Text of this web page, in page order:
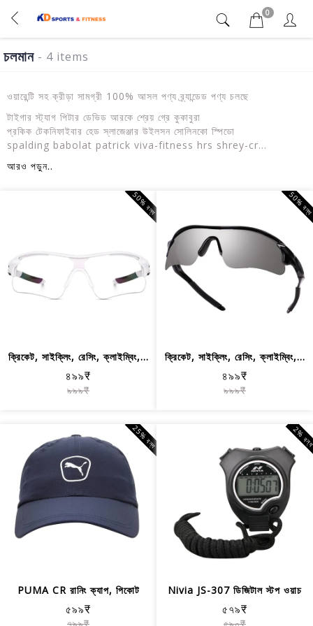
0
চলমান - 4 items
ওয়ারেন্টি সহ ক্রীড়া সামগ্রী 100% আসল পণ্য ব্র্যান্ডেড পণ্য চলছে
টাইগার স্ট্যাগ পিটার ডেভিড আরকে শ্রেয় গ্রে কুকাবুরা
প্রকিক টেকনিফাইবার হেড স্লাজেঞ্জার উইলসন সোলিনকো স্পিডো
spalding babolat patrick viva-fitness hrs shrey-cr...
আরও পড়ুন..
ক্রিকেট, সাইক্লিং, রেসিং, ক্লাইম্বিং,...
৪৯৯₹
৯৯৯₹
50% বন্ধ
ক্রিকেট, সাইক্লিং, রেসিং, ক্লাইম্বিং,...
৪৯৯₹
৯৯৯₹
50%
PUMA CR রানিং ক্যাপ, পিকোট
৫৯৯₹
25% বন্ধ
Nivia JS-307 ডিজিটাল স্টপ ওয়াচ
৫৭৯₹
2%